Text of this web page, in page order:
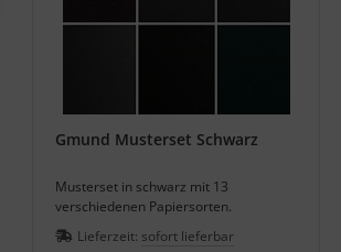
Gmund Musterset Schwarz
Musterset in schwarz mit 13
verschiedenen Papiersorten.
Lieferzeit: sofort lieferbar